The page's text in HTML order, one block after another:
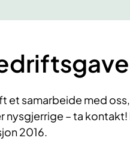
et samarbeide med
nysgjerrige – ta
2016.